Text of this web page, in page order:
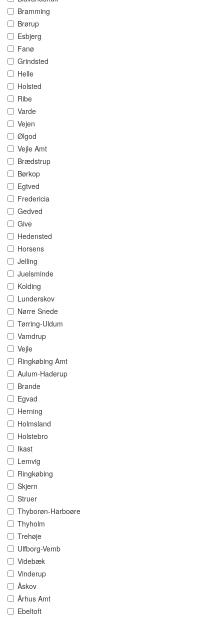
Bramming
Brørup
Esbjerg
Fanø
Grindsted
Helle
Holsted
Ribe
Varde
Vejen
Ølgod
Vejle Amt
Brædstrup
Børkop
Egtved
Fredericia
Gedved
Give
Hedensted
Horsens
Jelling
Juelsminde
Kolding
Lunderskov
Nørre Snede
Tørring-Uldum
Vamdrup
Vejle
Ringkøbing Amt
Aulum-Haderup
Brande
Egvad
Herning
Holmsland
Holstebro
Ikast
Lemvig
Ringkøbing
Skjern
Struer
Thyborøn-Harboøre
Thyholm
Trehøje
Ulfborg-Vemb
Videbæk
Vinderup
Åskov
Århus Amt
Ebeltoft